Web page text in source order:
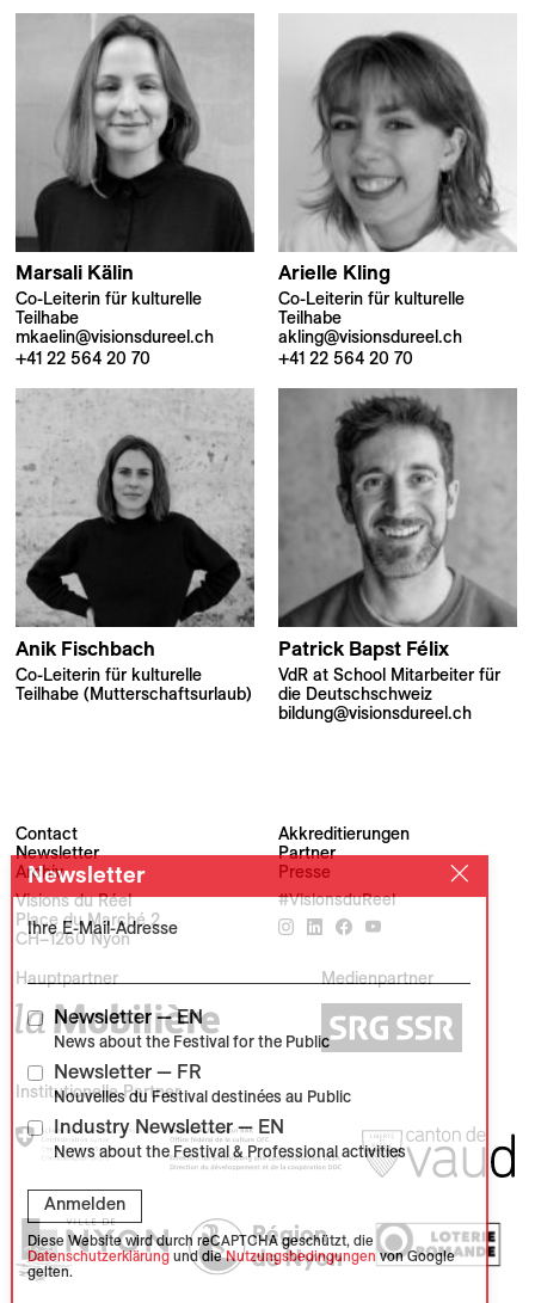
Marsali Kälin
Co-Leiterin für kulturelle
Teilhabe
mkaelin@visionsdureel.ch
+41 22 564 20 70
Arielle Kling
Co-Leiterin für kulturelle
Teilhabe
akling@visionsdureel.ch
+41 22 564 20 70
Anik Fischbach
Co-Leiterin für kulturelle
Teilhabe (Mutterschaftsurlaub)
Patrick Bapst Félix
VdR at School Mitarbeiter für
die Deutschschweiz
bildung@visionsdureel.ch
Contact
Newsletter
Archiv
Akkreditierungen
Partner
Presse
Visions du Réel
Place du Marché 2
CH–1260 Nyon
#VisionsduReel
Hauptpartner Medienpartner
Institutionelle Partner
Newsletter
Ihre E-Mail-Adresse
Newsletter — EN
News about the Festival for the Public
Newsletter — FR
Nouvelles du Festival destinées au Public
Industry Newsletter — EN
News about the Festival & Professional activities
Anmelden
Diese Website wird durch reCAPTCHA geschützt, die
Datenschutzerklärung und dieNutzungsbedingungenvon Google
gelten.